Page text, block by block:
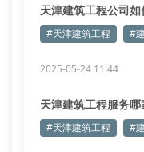
天津建筑工程公司
#天津建筑工程 #
2025-05-24 11:44
天津建筑工程服务
#天津建筑工程 #